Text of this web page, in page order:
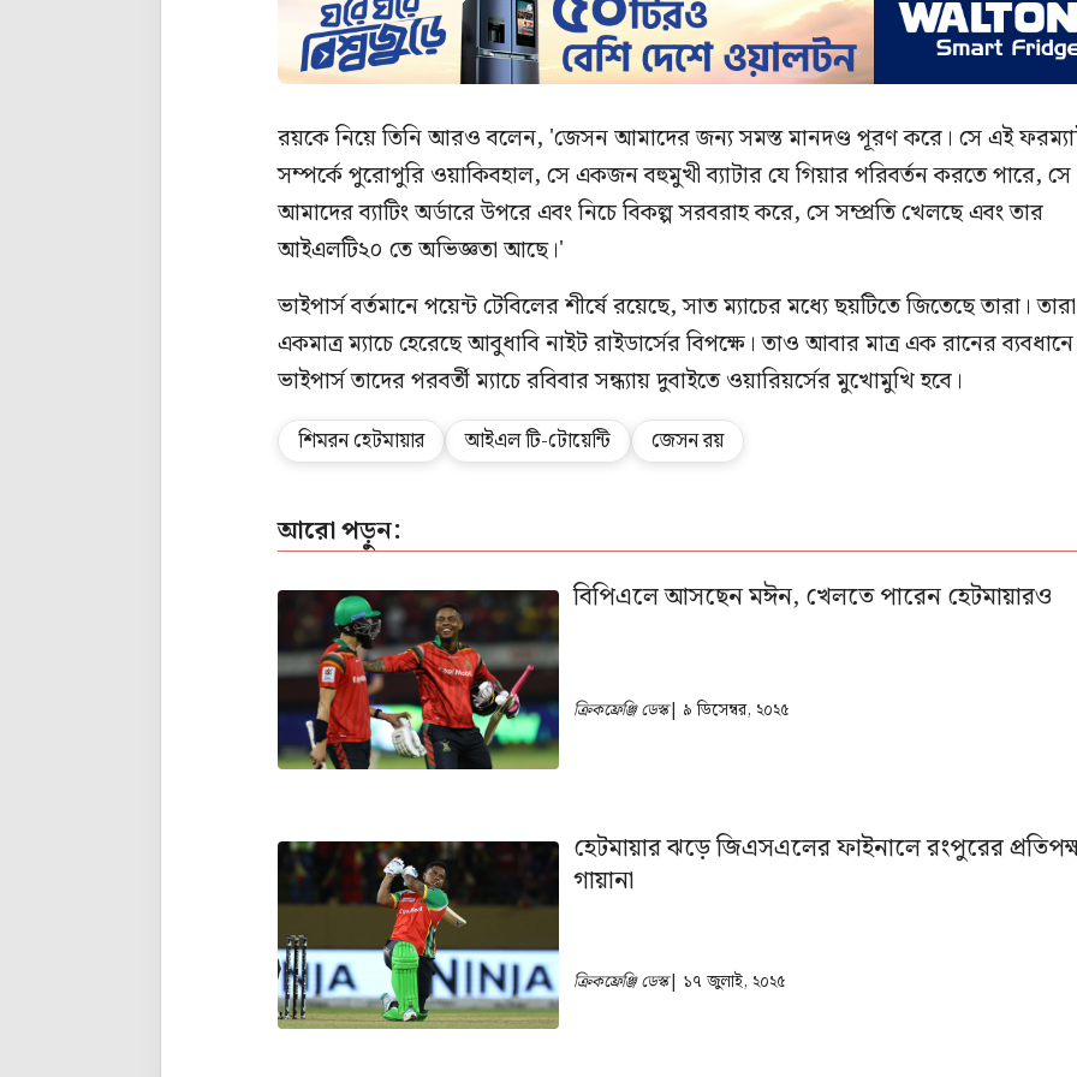
রয়কে নিয়ে তিনি আরও বলেন, 'জেসন আমাদের জন্য সমস্ত মানদণ্ড পূরণ করে। সে এই
সম্পর্কে পুরোপুরি ওয়াকিবহাল, সে একজন বহুমুখী ব্যাটার যে গিয়ার পরিবর্তন করতে পারে, সে
আমাদের ব্যাটিং অর্ডারে উপরে এবং নিচে বিকল্প সরবরাহ করে, সে সম্প্রতি খেলছে এবং তার
আইএলটি২০ তে অভিজ্ঞতা আছে।'
ভাইপার্স বর্তমানে পয়েন্ট টেবিলের শীর্ষে রয়েছে, সাত ম্যাচের মধ্যে ছয়টিতে জিতেছে তারা। তারা
একমাত্র ম্যাচে হেরেছে আবুধাবি নাইট রাইডার্সের বিপক্ষে। তাও আবার মাত্র এক রানের
ভাইপার্স তাদের পরবর্তী ম্যাচে রবিবার সন্ধ্যায় দুবাইতে ওয়ারিয়র্সের মুখোমুখি হবে।
শিমরন হেটমায়ার আইএল টি-টোয়েন্টি জেসন রয়
আরো পড়ুন:
বিপিএলে আসছেন মঈন, খেলতে পারেন হেটমায়ারও
ক্রিকফ্রেঞ্জি ডেস্ক| ৯ ডিসেম্বর, ২০২৫
হেটমায়ার ঝড়ে জিএসএলের ফাইনালে রংপুরের
গায়ানা
ক্রিকফ্রেঞ্জি ডেস্ক| ১৭ জুলাই, ২০২৫